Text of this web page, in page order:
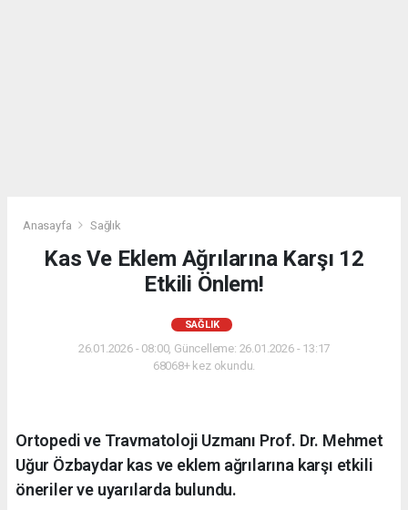
Anasayfa Sağlık
Kas Ve Eklem Ağrılarına Karşı 12
Etkili Önlem!
SAĞLIK
26.01.2026 - 08:00, Güncelleme: 26.01.2026 - 13:17
68068+ kez okundu.
Ortopedi ve Travmatoloji Uzmanı Prof. Dr. Mehmet
Uğur Özbaydar kas ve eklem ağrılarına karşı etkili
öneriler ve uyarılarda bulundu.